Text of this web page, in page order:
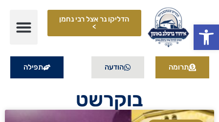
פתח סרגל נגישות
הדליקו נר אצל רבי נחמן
>
תרומה הודעה תפילה
בוקרשט